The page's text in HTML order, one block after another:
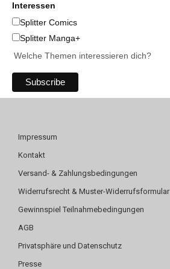
Interessen
Splitter Comics
Splitter Manga+
Welche Themen interessieren dich?
Impressum
Kontakt
Versand- & Zahlungsbedingungen
Widerrufsrecht & Muster-Widerrufsformular
Gewinnspiel Teilnahmebedingungen
AGB
Privatsphäre und Datenschutz
Presse